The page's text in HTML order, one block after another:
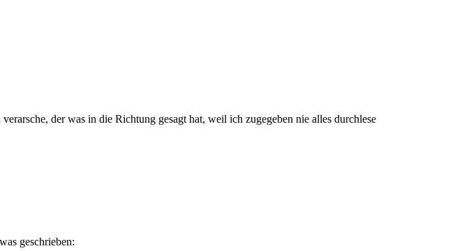
der was in die Richtung gesagt hat, weil ich zugegeben nie alles durchlese
geschrieben: